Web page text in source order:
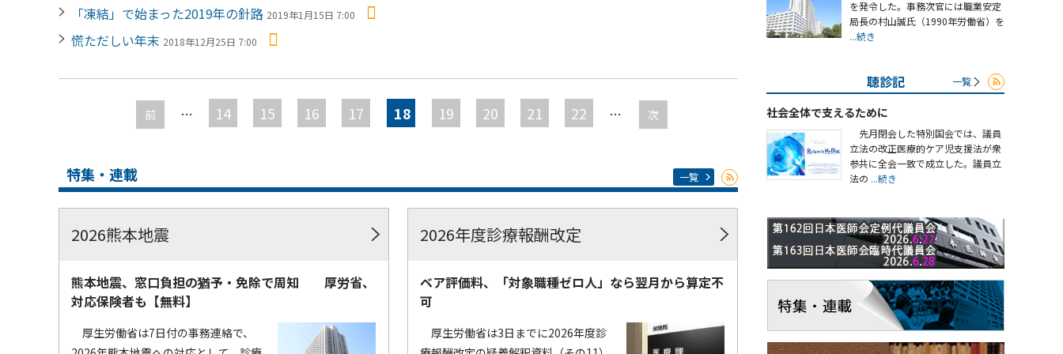
「凍結」で始まった2019年の針路 2019年1月15日 7:00
慌ただしい年末 2018年12月25日 7:00
ペ
前 … 14 15 16 17 18 19 20 21 22 … 次
特集・連載 一覧
2026熊本地震
熊本地震、窓口負担の猶予・免除で周知 厚労省、
対応保険者も【無料】
厚生労働省は7日付の事務連絡で、
2026年度診療報酬改定
ベア評価料、「対象職種ゼロ人」なら翌月から算定不
可
厚生労働省は3日までに2026年度診
を発令した。事務次官には職業安定
局長の村山誠氏（1990年労働省）を
...続き
聴診記 一覧
社会全体で支えるために
先月閉会した特別国会では、議員
立法の改正医療的ケア児支援法が衆
参共に全会一致で成立した。議員立
法の ...続き